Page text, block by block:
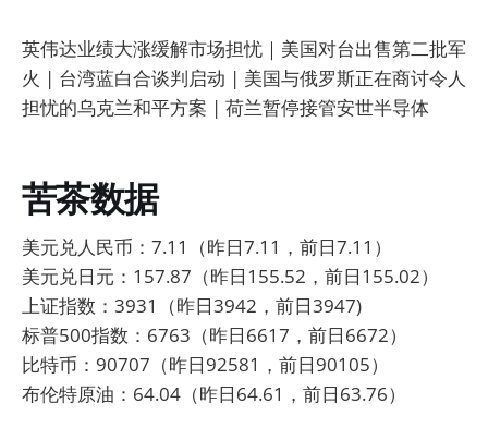
英伟达业绩大涨缓解市场担忧｜美国对台出售第二批军
火 | 台湾蓝白合谈判启动 | 美国与俄罗斯正在商讨令人
担忧的乌克兰和平方案 | 荷兰暂停接管安世半导体
苦茶数据
美元兑人民币：7.11（昨日7.11，前日7.11）
美元兑日元：157.87（昨日155.52，前日155.02）
上证指数：3931（昨日3942，前日3947)
标普500指数：6763（昨日6617，前日6672）
比特币：90707（昨日92581，前日90105）
布伦特原油：64.04（昨日64.61，前日63.76）